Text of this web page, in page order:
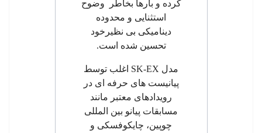
کرده و بارها بخاطر وضوح
استثنایی و محدوده
دینامیکی بی نظیرخود
تحسین شده است.
مدل SK-EX اغلب توسط
پیانیست های حرفه ای در
رویدادهای معتبر مانند
مسابقات پیانو بین المللی
چوپین، چایکوفسکی و